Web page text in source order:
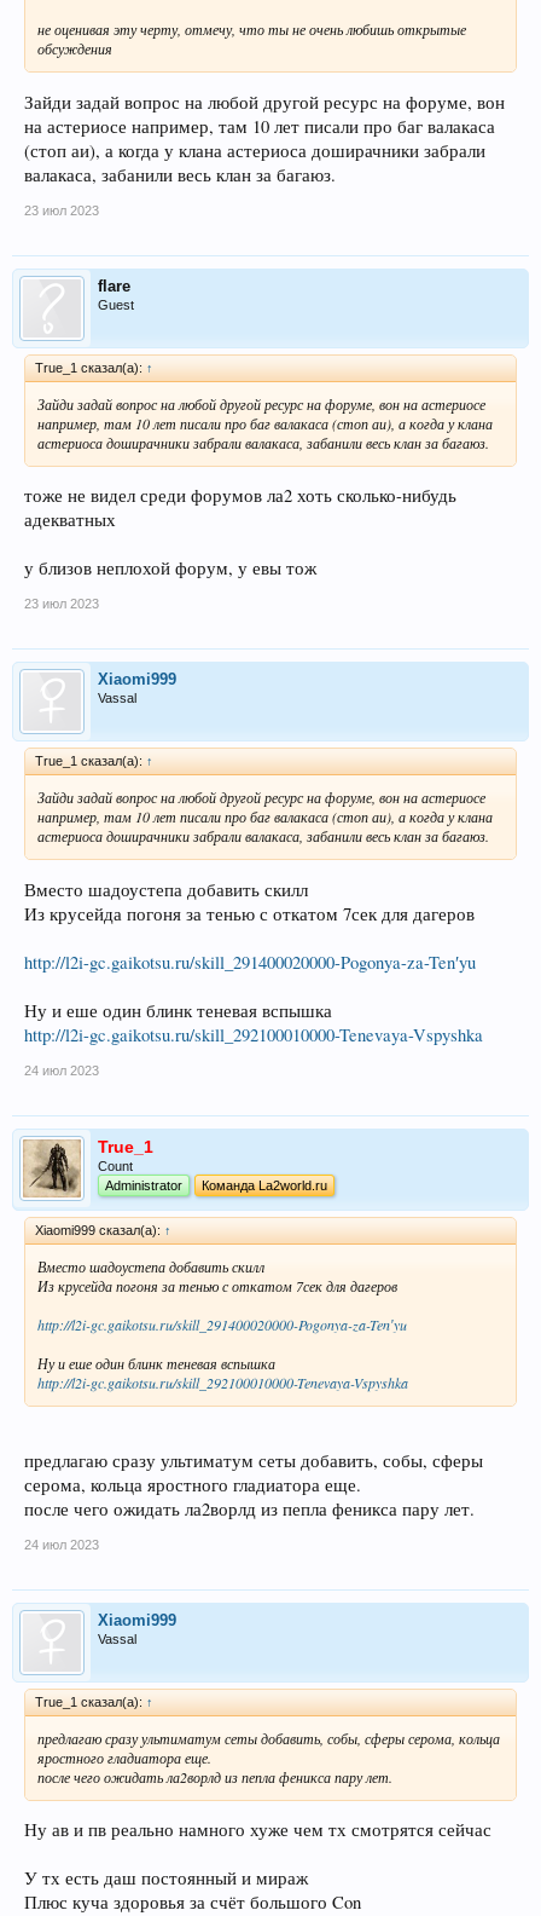
не оценивая эту черту, отмечу, что ты не очень любишь открытые
обсуждения
Зайди задай вопрос на любой другой ресурс на форуме, вон
на астериосе например, там 10 лет писали про баг валакаса
(стоп аи), а когда у клана астериоса доширачники забрали
валакаса, забанили весь клан за багаюз.
23 июл 2023
flare
Guest
True_1 сказал(а): ↑
Зайди задай вопрос на любой другой ресурс на форуме, вон на астериосе
например, там 10 лет писали про баг валакаса (стоп аи), а когда у клана
астериоса доширачники забрали валакаса, забанили весь клан за багаюз.
тоже не видел среди форумов ла2 хоть сколько-нибудь
адекватных
у близов неплохой форум, у евы тож
23 июл 2023
Xiaomi999
Vassal
True_1 сказал(а): ↑
Зайди задай вопрос на любой другой ресурс на форуме, вон на астериосе
например, там 10 лет писали про баг валакаса (стоп аи), а когда у клана
астериоса доширачники забрали валакаса, забанили весь клан за багаюз.
Вместо шадоустепа добавить скилл
Из крусейда погоня за тенью с откатом 7сек для дагеров
http://l2i-gc.gaikotsu.ru/skill_291400020000-Pogonya-za-Tenʹyu
Ну и еше один блинк теневая вспышка
http://l2i-gc.gaikotsu.ru/skill_292100010000-Tenevaya-Vspyshka
24 июл 2023
True_1
Count
Administrator
Команда La2world.ru
Xiaomi999 сказал(а): ↑
Вместо шадоустепа добавить скилл
Из крусейда погоня за тенью с откатом 7сек для дагеров
http://l2i-gc.gaikotsu.ru/skill_291400020000-Pogonya-za-Tenʹyu
Ну и еше один блинк теневая вспышка
http://l2i-gc.gaikotsu.ru/skill_292100010000-Tenevaya-Vspyshka
предлагаю сразу ультиматум сеты добавить, собы, сферы
серома, кольца яростного гладиатора еще.
после чего ожидать ла2ворлд из пепла феникса пару лет.
24 июл 2023
Xiaomi999
Vassal
True_1 сказал(а): ↑
предлагаю сразу ультиматум сеты добавить, собы, сферы серома, кольца
яростного гладиатора еще.
после чего ожидать ла2ворлд из пепла феникса пару лет.
Ну ав и пв реально намного хуже чем тх смотрятся сейчас
У тх есть даш постоянный и мираж
Плюс куча здоровья за счёт большого Con